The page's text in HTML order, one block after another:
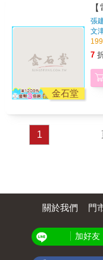
說
礎
金石堂
張
文
7
1
關於我們 門
加好友